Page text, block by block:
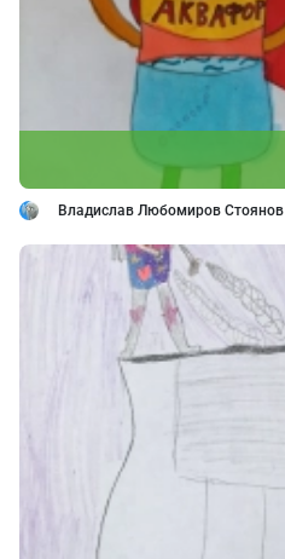
Владислав Любомиров Стоянов